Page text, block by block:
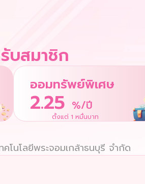
บสมาชิก
ออมทรัพย์พิเศษ
2.25 %/ปี
ตั้งแต่ 1 หมื่นบาท
นโลยีพระจอมเกล้าธนบุรี จำกัด